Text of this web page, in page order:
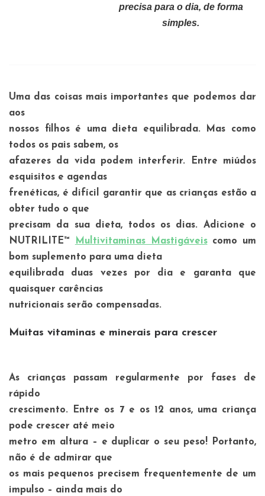
precisa para o dia, de forma
simples.
Uma das coisas mais importantes que podemos dar
aos
nossos filhos é uma dieta equilibrada. Mas como
todos os pais sabem, os
afazeres da vida podem interferir. Entre miúdos
esquisitos e agendas
frenéticas, é difícil garantir que as crianças estão a
obter tudo o que
precisam da sua dieta, todos os dias. Adicione o
NUTRILITE™
Multivitaminas Mastigáveiscomo um
bom suplemento para uma dieta
equilibrada duas vezes por dia e garanta que
quaisquer carências
nutricionais serão compensadas.
Muitas vitaminas e minerais para crescer
As crianças passam regularmente por fases de
rápido
crescimento. Entre os 7 e os 12 anos, uma criança
pode crescer até meio
metro em altura – e duplicar o seu peso! Portanto,
não é de admirar que
os mais pequenos precisem frequentemente de um
impulso – ainda mais do